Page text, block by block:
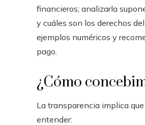
financieros; analizarla
y cuáles son los derechos
ejemplos numéricos y
pago.
¿Cómo
La transparencia implica
entender: